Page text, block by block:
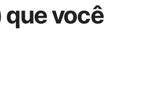
que você